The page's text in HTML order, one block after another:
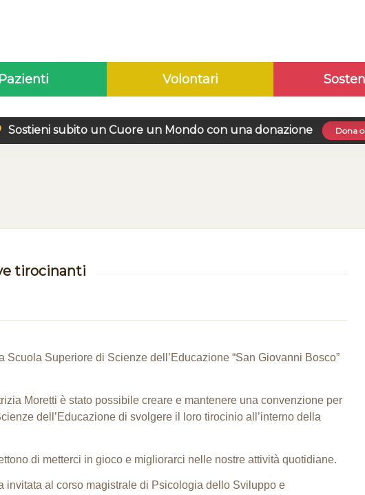
Pazienti Volontari
Sostieni subito un Cuore un Mondo con una donazione Dona
tirocinanti
Superiore di Scienze dell’Educazione “San Giovanni Bosco”
Moretti è stato possibile creare e mantenere una convenzione per
dell’Educazione di svolgere il loro tirocinio all’interno della
di metterci in gioco e migliorarci nelle nostre attività quotidiane.
invitata al corso magistrale di Psicologia dello Sviluppo e